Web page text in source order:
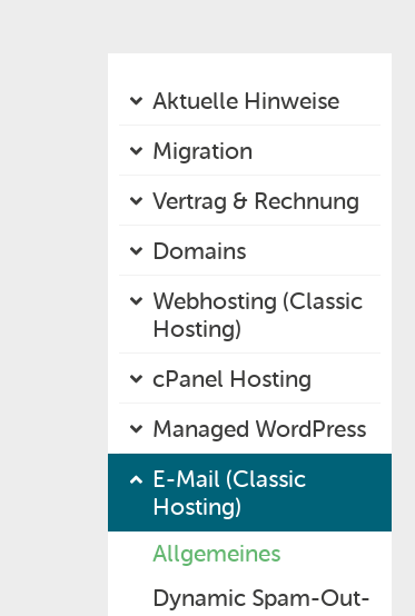
Aktuelle Hinweise
Migration
Vertrag & Rechnung
Domains
Webhosting (Classic
Hosting)
cPanel Hosting
Managed WordPress
E-Mail (Classic
Hosting)
Allgemeines
Dynamic Spam-Out-